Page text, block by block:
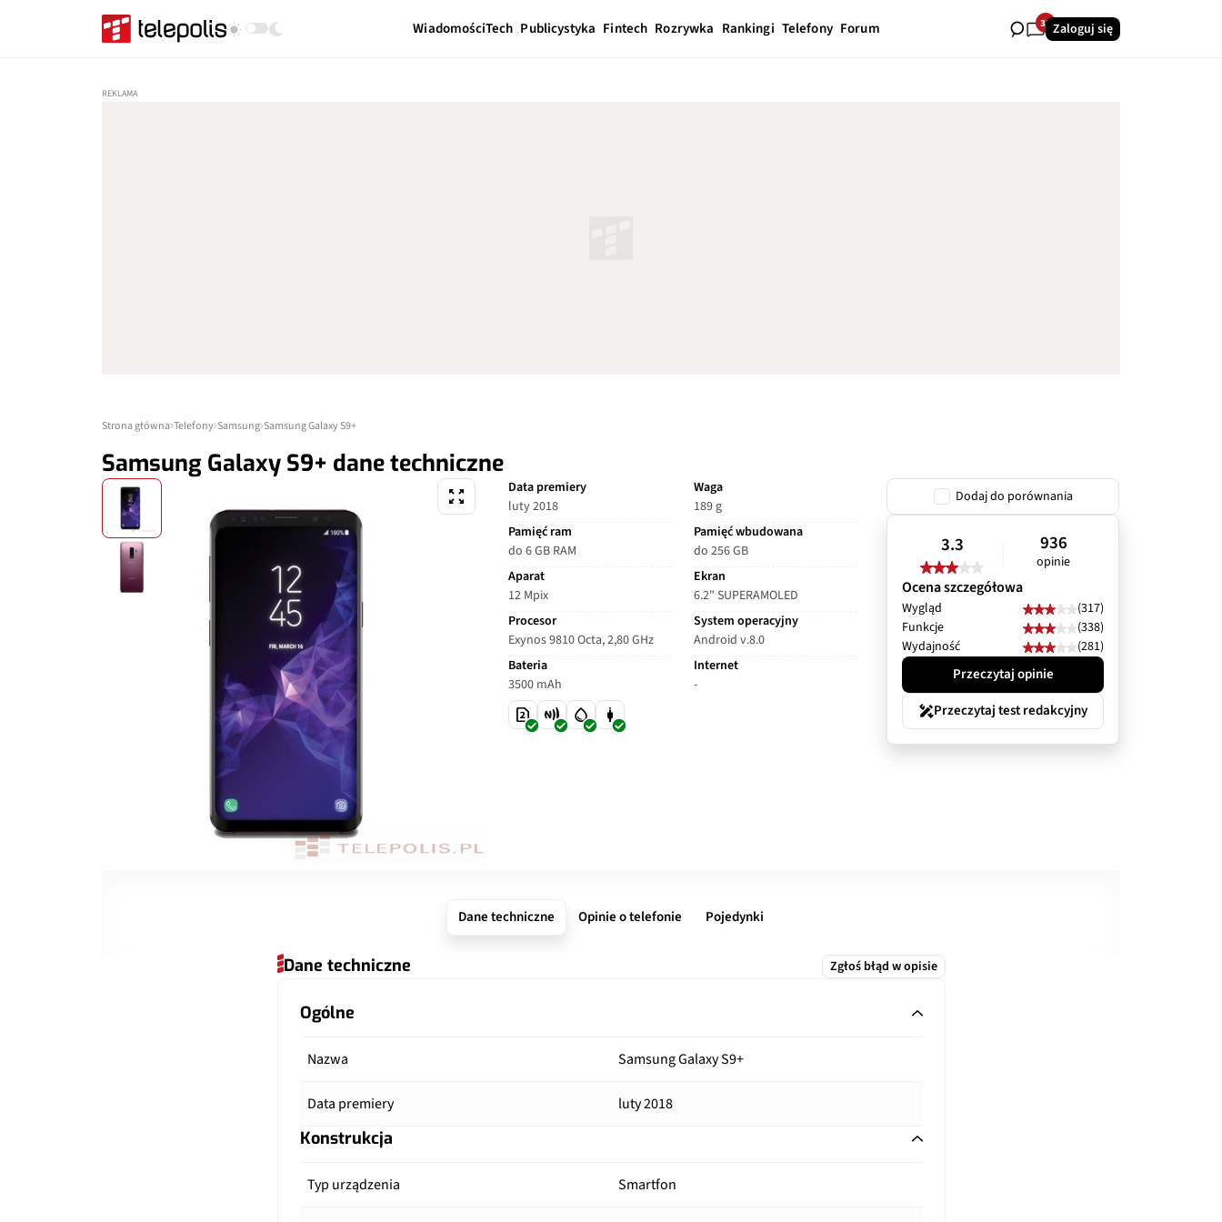
WiadomościTech Publicystyka Fintech Rozrywka Rankingi Telefony Forum 33Zaloguj się
Strona główna Telefony Samsung Samsung Galaxy S9+
Samsung Galaxy S9+ dane techniczne
Data premiery
luty 2018
Pamięć ram
do 6 GB RAM
Aparat
12 Mpix
Procesor
Exynos 9810 Octa, 2,80 GHz
Bateria
3500 mAh
Waga
189 g
Pamięć wbudowana
do 256 GB
Ekran
6.2" SUPERAMOLED
System operacyjny
Android v.8.0
Internet
-
Dodaj do porównania
3.3 936
opinie
Ocena szczegółowa
Wygląd
(317)
Funkcje
(338)
Wydajność
(281)
Przeczytaj opinie
Przeczytaj test redakcyjny
Dane techniczne Opinie o telefonie Pojedynki
Dane techniczne Zgłoś błąd w opisie
Ogólne
Nazwa Samsung Galaxy S9+
Data premiery luty 2018
Konstrukcja
Typ urządzenia Smartfon